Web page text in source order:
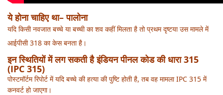
ये होना चाहिए था– पालोना
यदि किसी नवजात बच्चे या बच्ची का शव कहीं मिलता है तो प्रथम दृष्टया उस मामले में
आईपीसी 318 का केस बनता है।
इन स्थितियों में लग सकती है इंडियन पीनल कोड की धारा 315
(IPC 315)
पोस्टमॉर्टम रिपोर्ट में यदि बच्चे की हत्या की पुष्टि होती है, तब वह मामलाIPC 315 में
कनवर्ट हो जाएगा।